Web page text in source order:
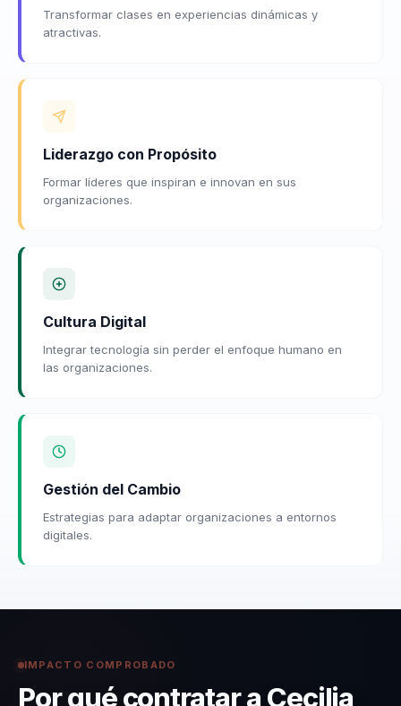
Transformar clases en experiencias dinámicas y
atractivas.
Liderazgo con Propósito
Formar líderes que inspiran e innovan en sus
organizaciones.
Cultura Digital
Integrar tecnología sin perder el enfoque humano en
las organizaciones.
Gestión del Cambio
Estrategias para adaptar organizaciones a entornos
digitales.
IMPACTO COMPROBADO
Por qué contratar a Cecilia